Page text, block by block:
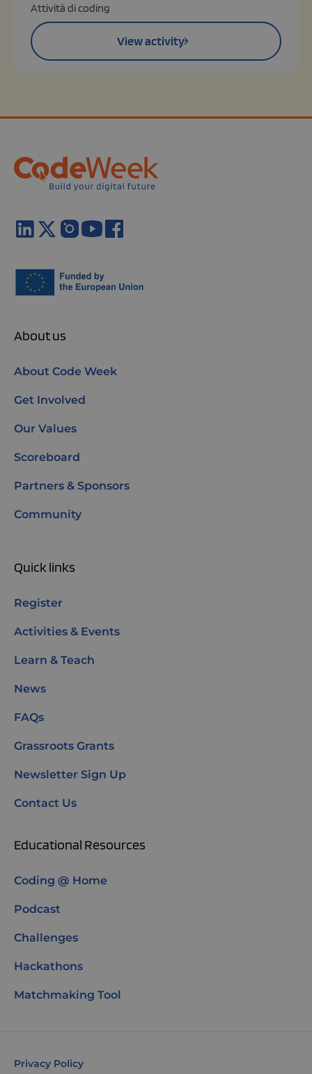
Attività di coding
View activity
About us
About Code Week
Get Involved
Our Values
Scoreboard
Partners & Sponsors
Community
Quick links
Register
Activities & Events
Learn & Teach
News
FAQs
Grassroots Grants
Newsletter Sign Up
Contact Us
Educational Resources
Coding @ Home
Podcast
Challenges
Hackathons
Matchmaking Tool
Privacy Policy